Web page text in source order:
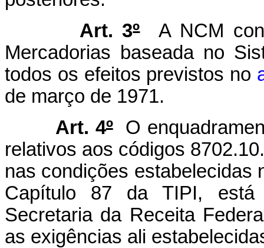
Art. 3º
A NCM
Mercadorias baseada no
todos os efeitos previstos no
de março de 1971.
Art. 4º
O
relativos aos códigos
nas condições estabelecidas
Capítulo 87 da TIPI, está
Secretaria da Receita
as exigências ali